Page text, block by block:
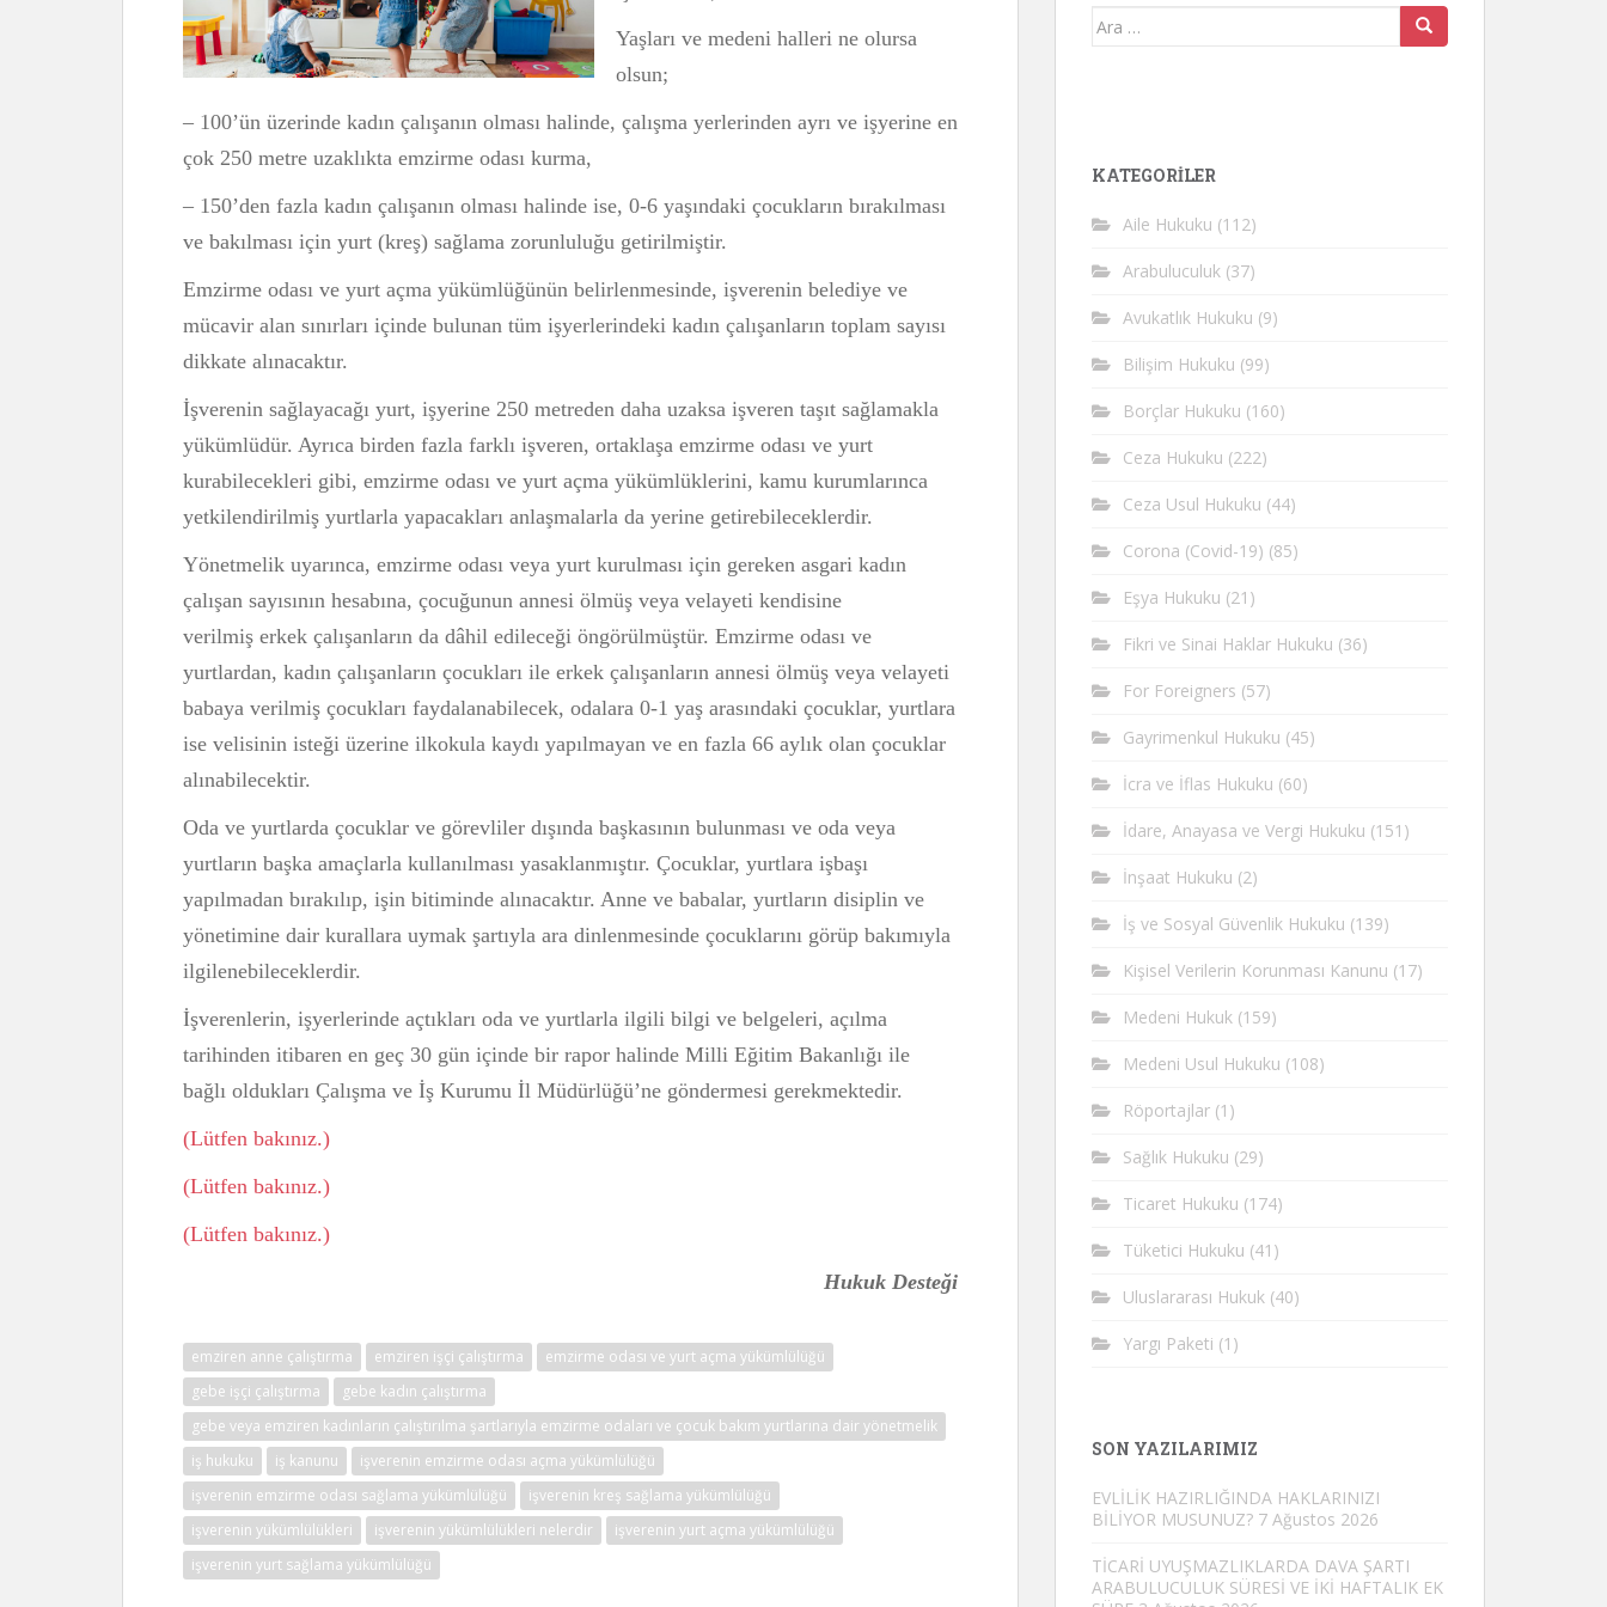
Yaşları ve medeni halleri ne olursa
olsun;
– 100’ün üzerinde kadın çalışanın olması halinde, çalışma yerlerinden ayrı ve işyerine en
çok 250 metre uzaklıkta emzirme odası kurma,
– 150’den fazla kadın çalışanın olması halinde ise, 0-6 yaşındaki çocukların bırakılması
ve bakılması için yurt (kreş) sağlama zorunluluğu getirilmiştir.
Emzirme odası ve yurt açma yükümlüğünün belirlenmesinde, işverenin belediye ve
mücavir alan sınırları içinde bulunan tüm işyerlerindeki kadın çalışanların toplam sayısı
dikkate alınacaktır.
İşverenin sağlayacağı yurt, işyerine 250 metreden daha uzaksa işveren taşıt sağlamakla
yükümlüdür. Ayrıca birden fazla farklı işveren, ortaklaşa emzirme odası ve yurt
kurabilecekleri gibi, emzirme odası ve yurt açma yükümlüklerini, kamu kurumlarınca
yetkilendirilmiş yurtlarla yapacakları anlaşmalarla da yerine getirebileceklerdir.
Yönetmelik uyarınca, emzirme odası veya yurt kurulması için gereken asgari kadın
çalışan sayısının hesabına, çocuğunun annesi ölmüş veya velayeti kendisine
verilmiş erkek çalışanların da dâhil edileceği öngörülmüştür. Emzirme odası ve
yurtlardan, kadın çalışanların çocukları ile erkek çalışanların annesi ölmüş veya velayeti
babaya verilmiş çocukları faydalanabilecek, odalara 0-1 yaş arasındaki çocuklar, yurtlara
ise velisinin isteği üzerine ilkokula kaydı yapılmayan ve en fazla 66 aylık olan çocuklar
alınabilecektir.
Oda ve yurtlarda çocuklar ve görevliler dışında başkasının bulunması ve oda veya
yurtların başka amaçlarla kullanılması yasaklanmıştır. Çocuklar, yurtlara işbaşı
yapılmadan bırakılıp, işin bitiminde alınacaktır. Anne ve babalar, yurtların disiplin ve
yönetimine dair kurallara uymak şartıyla ara dinlenmesinde çocuklarını görüp bakımıyla
ilgilenebileceklerdir.
İşverenlerin, işyerlerinde açtıkları oda ve yurtlarla ilgili bilgi ve belgeleri, açılma
tarihinden itibaren en geç 30 gün içinde bir rapor halinde Milli Eğitim Bakanlığı ile
bağlı oldukları Çalışma ve İş Kurumu İl Müdürlüğü’ne göndermesi gerekmektedir.
(Lütfen bakınız.)
(Lütfen bakınız.)
(Lütfen bakınız.)
Hukuk Desteği
emziren anne çalıştırma emziren işçi çalıştırma
emzirme odası ve yurt açma yükümlülüğü
gebe işçi çalıştırma
gebe kadın çalıştırma
gebe veya emziren kadınların çalıştırılma şartlarıyla emzirme odaları ve çocuk bakım yurtlarına dair yönetmelik
iş hukuku
iş kanunu
işverenin emzirme odası açma yükümlülüğü
işverenin emzirme odası sağlama yükümlülüğü
işverenin kreş sağlama yükümlülüğü
işverenin yükümlülükleri
işverenin yükümlülükleri nelerdir
işverenin yurt açma yükümlülüğü
işverenin yurt sağlama yükümlülüğü
Arama
KATEGORİLER
Aile Hukuku (112)
Arabuluculuk (37)
Avukatlık Hukuku (9)
Bilişim Hukuku (99)
Borçlar Hukuku (160)
Ceza Hukuku (222)
Ceza Usul Hukuku (44)
Corona (Covid-19) (85)
Eşya Hukuku (21)
Fikri ve Sinai Haklar Hukuku (36)
For Foreigners (57)
Gayrimenkul Hukuku (45)
İcra ve İflas Hukuku (60)
İdare, Anayasa ve Vergi Hukuku (151)
İnşaat Hukuku (2)
İş ve Sosyal Güvenlik Hukuku (139)
Kişisel Verilerin Korunması Kanunu (17)
Medeni Hukuk (159)
Medeni Usul Hukuku (108)
Röportajlar (1)
Sağlık Hukuku (29)
Ticaret Hukuku (174)
Tüketici Hukuku (41)
Uluslararası Hukuk (40)
Yargı Paketi (1)
SON YAZILARIMIZ
EVLİLİK HAZIRLIĞINDA HAKLARINIZI
BİLİYOR MUSUNUZ? 7 Ağustos 2026
TİCARİ UYUŞMAZLIKLARDA DAVA ŞARTI
ARABULUCULUK SÜRESİ VE İKİ HAFTALIK EK